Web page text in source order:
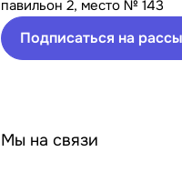
павильон 2, место № 143
Подписаться на
Мы на связи